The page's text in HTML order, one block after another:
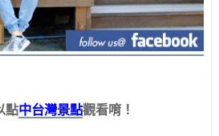
點中台灣景點觀看唷！